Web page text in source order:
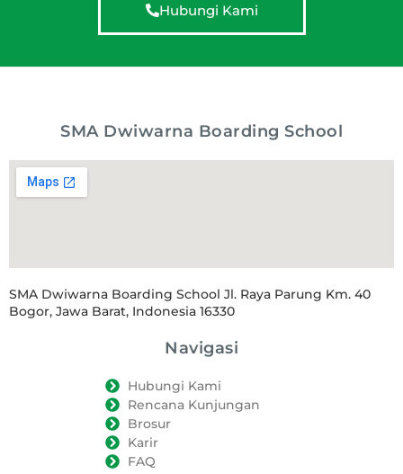
Hubungi Kami
SMA Dwiwarna Boarding School
SMA Dwiwarna Boarding School Jl. Raya Parung Km. 40
Bogor, Jawa Barat, Indonesia 16330
Navigasi
Hubungi Kami
Rencana Kunjungan
Brosur
Karir
FAQ